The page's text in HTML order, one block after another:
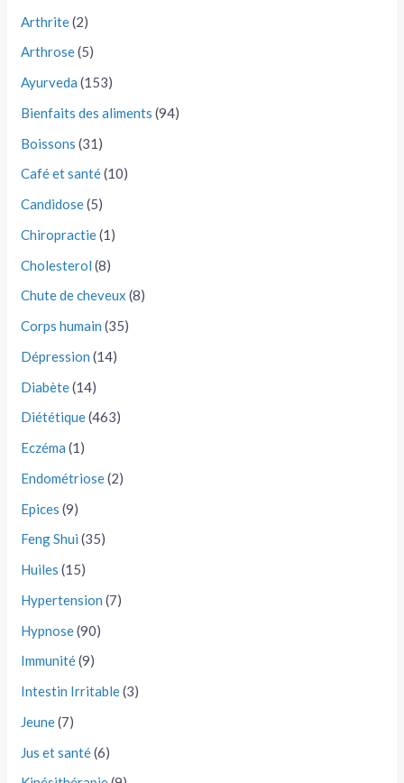
Arthrite(2)
Arthrose(5)
Ayurveda (153)
Bienfaits des aliments (94)
Boissons (31)
Café et santé(10)
Candidose(5)
Chiropractie(1)
Cholesterol (8)
Chute de cheveux (8)
Corps humain (35)
Dépression (14)
Diabète(14)
Diététique(463)
Eczéma (1)
Endométriose(2)
Epices (9)
Feng Shui (35)
Huiles (15)
Hypertension (7)
Hypnose(90)
Immunité(9)
Intestin Irritable(3)
Jeune(7)
Jus et santé(6)